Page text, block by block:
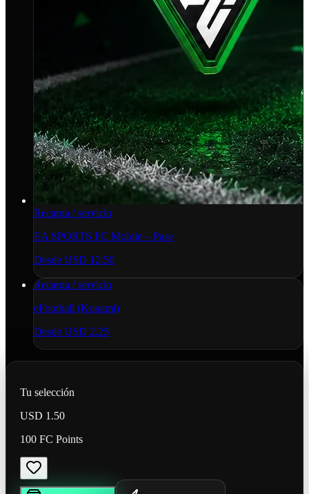
Recarga / servicio
EA SPORTS FC Mobile – Pase
Desde USD 12.50
Recarga / servicio
eFootball (Konami)
Desde USD 2.25
Tu selección
USD 1.50
100 FC Points